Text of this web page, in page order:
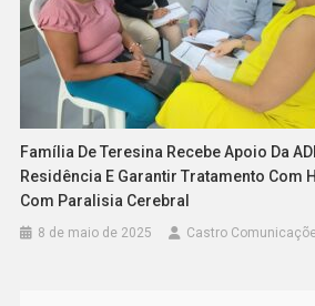
Família De Teresina Recebe Apoio Da
Residência E Garantir Tratamento Com
Com Paralisia Cerebral
8 de maio de 2025 Castro